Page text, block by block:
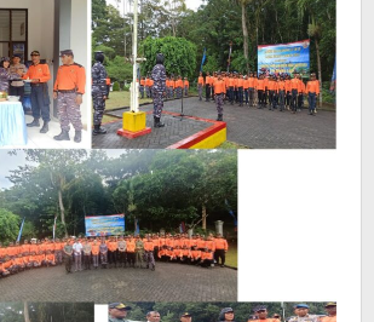
Gelar
Latihan
Sar
Perairan